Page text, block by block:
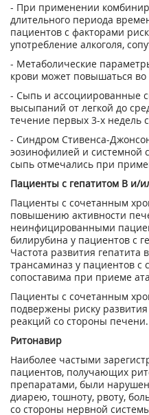
- При применении
длительного периода
пациентов с факторами
употребление алкоголя,
- Метаболические
крови может повышаться
- Сыпь и ассоциированные
высыпаний от легкой до
течение первых 3-х недель
- Синдром Стивенса-
эозинофилией и системной
сыпь отмечались при
Пациенты с гепатитом В и/
Пациенты с сочетанным
повышению активности
неинфицированными
билирубина у пациентов с
Частота развития
трансаминаз у пациентов
сопоставима при приеме
Пациенты с сочетанным
подвержены риску
реакций со стороны печени.
Ритонавир
Наиболее частыми
пациентов, получающих
препаратами, были
диарею, тошноту, рвоту,
со стороны нервной